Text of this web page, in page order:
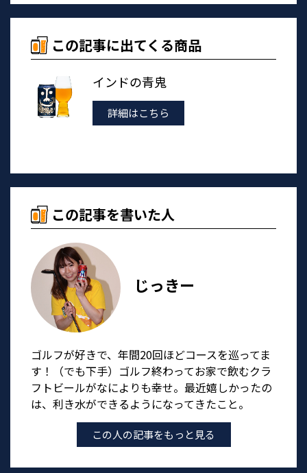
この記事に出てくる商品
インドの青鬼
詳細はこちら
この記事を書いた人
じっきー
ゴルフが好きで、年間20回ほどコースを巡ってま
す！（でも下手）ゴルフ終わってお家で飲むクラ
フトビールがなによりも幸せ。最近嬉しかったの
は、利き水ができるようになってきたこと。
この人の記事をもっと見る